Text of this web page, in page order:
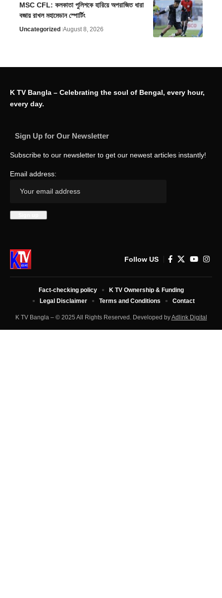
MSC CFL: কলকাতা পুলিশকে হারিয়ে অপরাজিত ধারা
বজায় রাখল মহামেডান স্পোর্টিং
Uncategorized August 8, 2026
K TV Bangla – Celebrating the soul of Bengal, every hour,
every day.
Sign Up for Our Newsletter
Subscribe to our newsletter to get our newest articles instantly!
Email address:
Follow US
K TV Bangla – © 2025 All Rights Reserved. Developed byAdlink Digital
Fact-checking policy
K TV Ownership & Funding
Legal Disclaimer
Terms and Conditions Contact